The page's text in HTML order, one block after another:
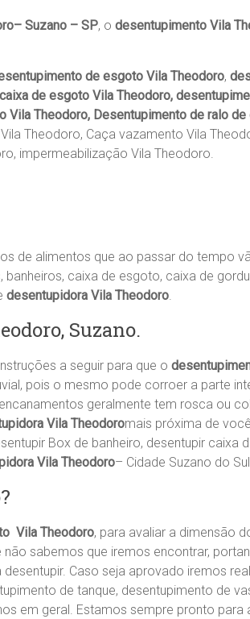
Suzano – SP, o desentupimento Vila
de esgoto Vila Theodoro,
de esgoto Vila Theodoro,
Theodoro, Desentupimento de ralo
Theodoro, Caça vazamento Vila
impermeabilização Vila Theodoro.
de alimentos que ao passar do tempo
caixa de esgoto, caixa de
desentupidora Vila Theodoro.
Suzano.
a seguir para que o
pois o mesmo pode corroer a parte
geralmente tem rosca ou
Vila Theodoromais próxima de
Box de banheiro, desentupir caixa
Vila Theodoro– Cidade Suzano do
Vila Theodoro, para avaliar a dimensão
sabemos que iremos encontrar,
Caso seja aprovado iremos
de tanque, desentupimento de
em geral. Estamos sempre pronto para